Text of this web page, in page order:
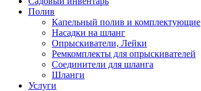
Полив
Капельный полив и комплектующие
Насадки на шланг
Опрыскиватели, Лейки
Ремкомплекты для опрыскивателей
Соединители для шланга
Шланги
Услуги